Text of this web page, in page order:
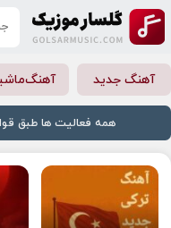
آهنگ جدید
همه فعالیت ها طبق